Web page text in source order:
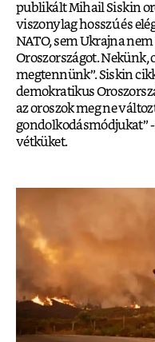
publikált Mihail Siskin
viszonylag hosszú és
NATO, sem Ukrajna
Oroszországot. Nekünk,
megtennünk”. Siskin
demokratikus
az oroszok meg ne
gondolkodásmódjukat”
vétküket.